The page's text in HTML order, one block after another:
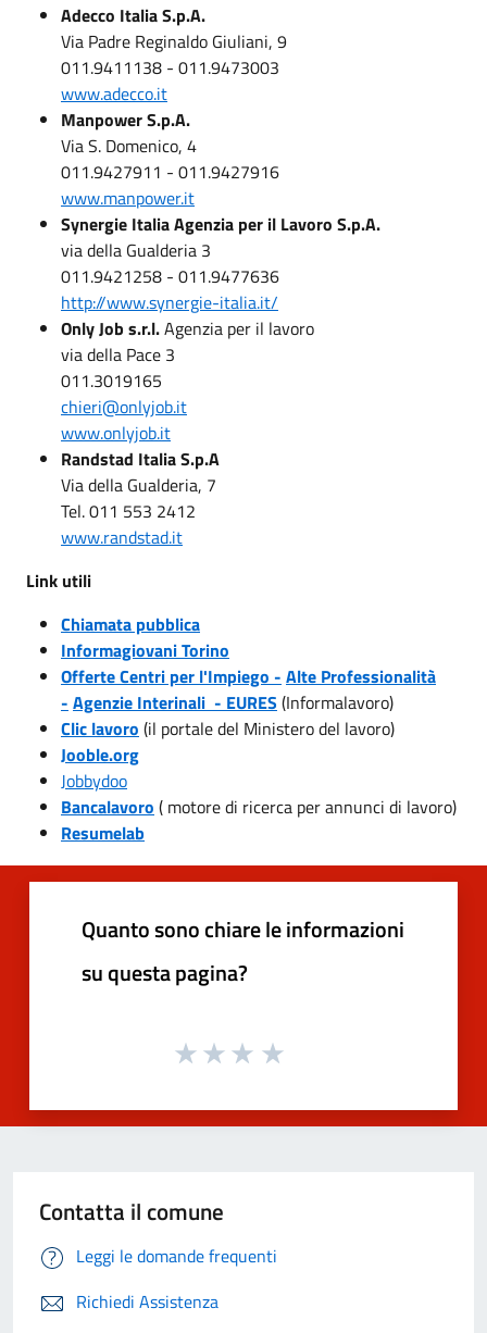
Adecco Italia S.p.A.
Via Padre Reginaldo Giuliani, 9
011.9411138 - 011.9473003
www.adecco.it
Manpower S.p.A.
Via S. Domenico, 4
011.9427911 - 011.9427916
www.manpower.it
Synergie Italia Agenzia per il Lavoro S.p.A.
via della Gualderia 3
011.9421258 - 011.9477636
http://www.synergie-italia.it/
Only Job s.r.l.Agenzia per il lavoro
via della Pace 3
011.3019165
chieri@onlyjob.it
www.onlyjob.it
Randstad Italia S.p.A
Via della Gualderia, 7
Tel. 011 553 2412
www.randstad.it
Link utili
Chiamata pubblica
Informagiovani Torino
Offerte Centri per l'Impiego - Alte Professionalità
- Agenzie Interinali - EURES (Informalavoro)
Clic lavoro (il portale del Ministero del lavoro)
Jooble.org
Jobbydoo
Bancalavoro ( motore di ricerca per annunci di lavoro)
Resumelab
Quanto sono chiare le informazioni
su questa pagina?
Contatta il comune
Leggi le domande frequenti
Richiedi Assistenza